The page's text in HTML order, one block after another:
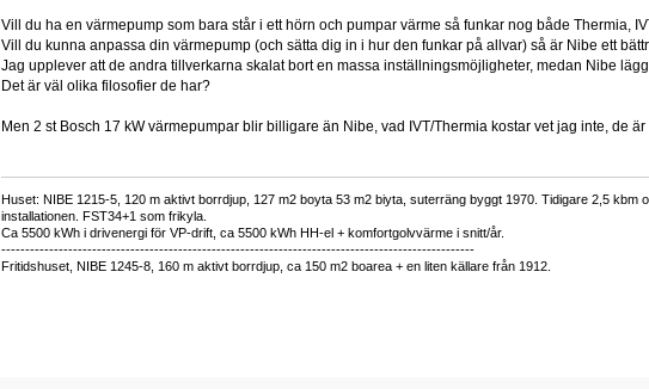
Vill du ha en värmepump som bara står i ett hörn och pumpar värme så funkar nog både Thermia,
Vill du kunna anpassa din värmepump (och sätta dig in i hur den funkar på allvar) så är Nibe ett
Jag upplever att de andra tillverkarna skalat bort en massa inställningsmöjligheter, medan Nibe
Det är väl olika filosofier de har?
Men 2 st Bosch 17 kW värmepumpar blir billigare än Nibe, vad IVT/Thermia kostar vet jag inte, de är
Huset: NIBE 1215-5, 120 m aktivt borrdjup, 127 m2 boyta 53 m2 biyta, suterräng byggt 1970. Tidigare 2,5 kbm
installationen. FST34+1 som frikyla.
Ca 5500 kWh i drivenergi för VP-drift, ca 5500 kWh HH-el + komfortgolvvärme i snitt/år.
---------------------------------------------------------------------------------------------------
Fritidshuset, NIBE 1245-8, 160 m aktivt borrdjup, ca 150 m2 boarea + en liten källare från 1912.